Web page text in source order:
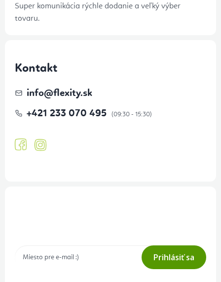
Super komunikácia rýchle dodanie a veľký výber
tovaru.
Kontakt
info@flexity.sk
+421 233 070 495
Prihlásiť sa